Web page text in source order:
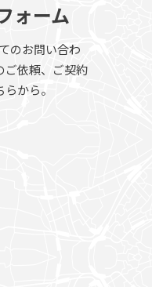
ォーム
のお問い合わ
ご依頼、ご契約
から。